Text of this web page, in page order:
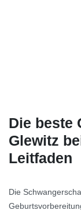
Die beste
Glewitz
Leitfaden
Die